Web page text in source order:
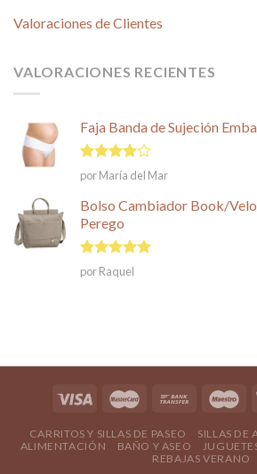
Valoraciones de Clientes
VALORACIONES RECIENTES
Faja Banda de Sujeción
Valorado
en
5
por María del Mar
Bolso Cambiador Book/
Perego
Valorado en
5
de 5
por Raquel
CARRITOS Y SILLAS DE PASEO SILLAS DE
ALIMENTACIÓN
BAÑO Y ASEO
REBAJAS VERANO